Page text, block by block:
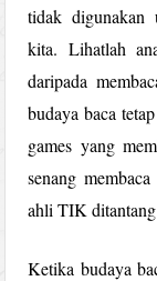
tidak digunakan
kita. Lihatlah
daripada
budaya baca
games yang
senang
ahli TIK
Ketika budaya